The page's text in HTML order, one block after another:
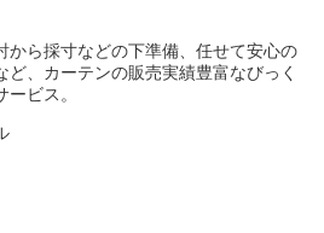
から採寸などの下準備、任せて安心の
、カーテンの販売実績豊富なびっく
ビス。